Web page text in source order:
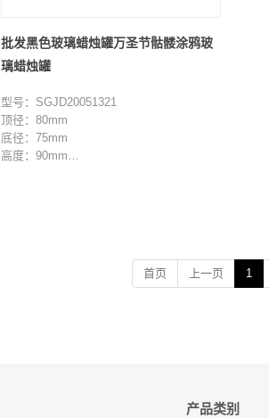
批发黑色玻璃蜡烛罐万圣节骷髅涂鸦玻
璃蜡烛罐
型号：SGJD20051321
顶径：80mm
底径：75mm
高度：90mm
首页 上一页 1
产品类别